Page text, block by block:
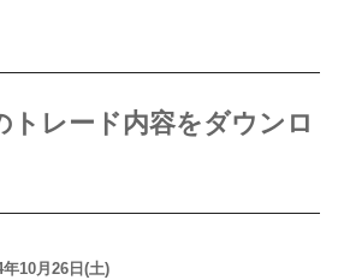
トレード内容をダウンロ
10月26日(土)